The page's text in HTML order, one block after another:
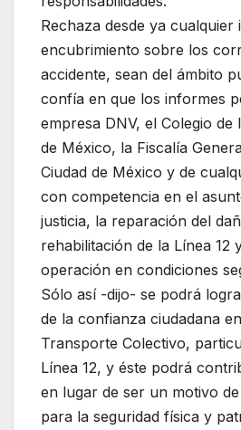
Rechaza desde ya cualquier
encubrimiento sobre los
accidente, sean del ámbito
confía en que los informes
empresa DNV, el Colegio de
de México, la Fiscalía
Ciudad de México y de
con competencia en el
justicia, la reparación del
rehabilitación de la Línea 12
operación en condiciones
Sólo así -dijo- se podrá
de la confianza ciudadana
Transporte Colectivo,
Línea 12, y éste podrá
en lugar de ser un motivo
para la seguridad física y